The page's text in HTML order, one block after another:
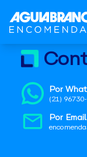
Por
(21)
Por Email